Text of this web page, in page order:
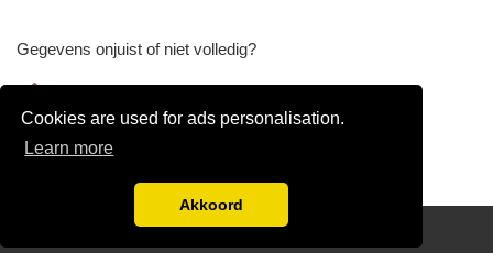
Cookies are used for ads personalisation.
Learn more
Akkoord
Gegevens onjuist of niet volledig?